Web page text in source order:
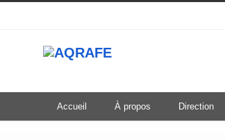
Accueil À propos Direction